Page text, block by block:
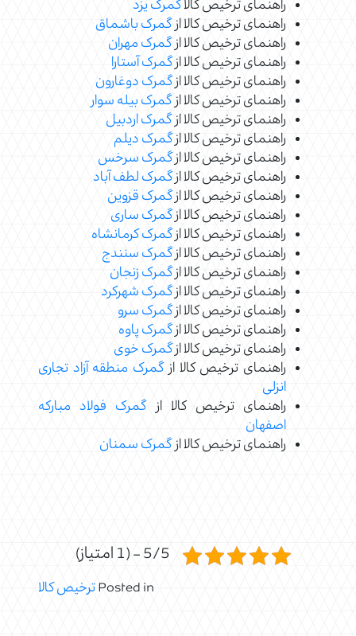
راهنمای ترخیص کالاگمرک یزد
راهنمای ترخیص کالا ازگمرک باشماق
راهنمای ترخیص کالا ازگمرک مهران
راهنمای ترخیص کالا ازگمرک آستارا
راهنمای ترخیص کالا ازگمرک دوغارون
راهنمای ترخیص کالا ازگمرک بیله سوار
راهنمای ترخیص کالا ازگمرک اردبیل
راهنمای ترخیص کالا ازگمرک دیلم
راهنمای ترخیص کالا ازگمرک سرخس
راهنمای ترخیص کالا ازگمرک لطف آباد
راهنمای ترخیص کالا ازگمرک قزوین
راهنمای ترخیص کالا ازگمرک ساری
راهنمای ترخیص کالا ازگمرک کرمانشاه
راهنمای ترخیص کالا ازگمرک سنندج
راهنمای ترخیص کالا ازگمرک زنجان
راهنمای ترخیص کالا ازگمرک شهرکرد
راهنمای ترخیص کالا ازگمرک سرو
راهنمای ترخیص کالا ازگمرک پاوه
راهنمای ترخیص کالا ازگمرک خوی
راهنمای ترخیص کالا ازگمرک منطقه آزاد تجاری
انزلی
راهنمای ترخیص کالا ازگمرک فولاد مبارکه
اصفهان
راهنمای ترخیص کالا ازگمرک سمنان
5/5 - (1 امتیاز)
Posted inترخیص کالا